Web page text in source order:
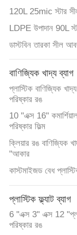
120L 25mic স্টার
LDPE উপাদান 90L
ডাস্টবিন তারকা সীল
বাণিজ্যিক খাদ্য ব্যাগ
প্লাস্টিক বাণিজ্যিক
পরিষ্কার রঙ
10 "এক্স 16"
পরিষ্কার ফিল্ম
ক্লিয়ার রঙ
"আকার
কাস্টমাইজড বেধ
প্লাস্টিক ফ্ল্যাট ব্যাগ
6 "এক্স 3" এক্স 12
পরিষ্কার রঙ